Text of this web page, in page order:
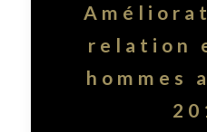
relation
hommes